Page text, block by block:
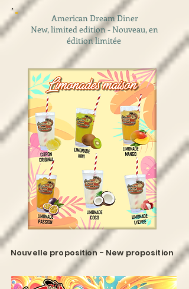
American Dream Diner
New, limited edition - Nouveau, en
édition limitée
Nouvelle proposition - New proposition